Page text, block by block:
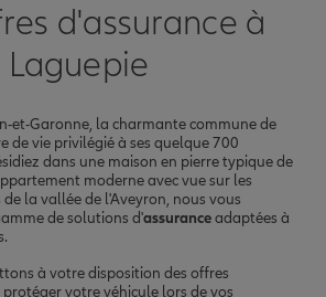
d'assurance à
Laguepie
et-Garonne, la charmante commune de
de vie privilégié à ses quelque 700
dans une maison en pierre typique de
moderne avec vue sur les
la vallée de l'Aveyron, nous vous
de solutions d'assuranceadaptées à
à votre disposition des offres
votre véhicule lors de vos